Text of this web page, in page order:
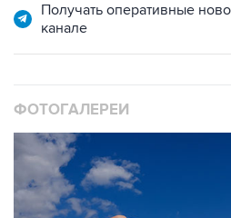
Получать оперативные
канале
ФОТОГАЛЕРЕИ